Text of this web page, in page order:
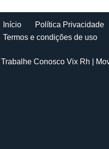
Início Política Privacidade
Termos e condições de uso
Trabalhe Conosco Vix Rh |